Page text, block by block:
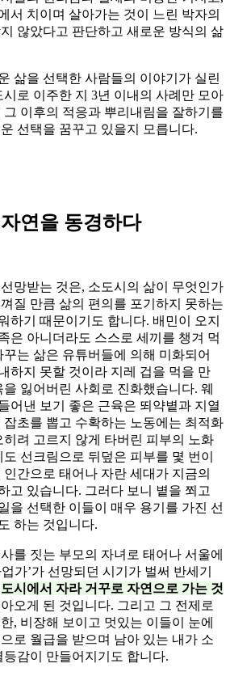
서 치이며 살아가는 것이 느린 박자의
않았다고 판단하고 새로운 방식의 삶
삶을 선택한 사람들의 이야기가 실린
로 이주한 지 3년 이내의 사례만 모아
이후의 적응과 뿌리내림을 잘하기를
선택을 꿈꾸고 있을지 모릅니다.
연을 동경하다
망받는 것은, 소도시의 삶이 무엇인가
질 만큼 삶의 편의를 포기하지 못하는
하기 때문이기도 합니다. 배민이 오지
은 아니더라도 스스로 세끼를 챙겨 먹
는 삶은 유튜버들에 의해 미화되어
하지 못할 것이라 지레 겁을 먹을 만
잃어버린 사회로 진화했습니다. 웨
어낸 보기 좋은 근육은 뙤약볕과 지열
초를 뽑고 수확하는 노동에는 최적화
려 고르지 않게 타버린 피부의 노화
선크림으로 뒤덮은 피부를 몇 번이
간으로 태어나 자란 세대가 지금의
고 있습니다. 그러다 보니 볕을 쬐고
을 선택한 이들이 매우 용기를 가진 선
하는 것입니다.
를 짓는 부모의 자녀로 태어나 서울에
가’가 선망되던 시기가 벌써 반세기
도시에서 자라 거꾸로 자연으로 가는 것
오게 된 것입니다. 그리고 그 전제로
, 비장해 보이고 멋있는 이들이 눈에
로 월급을 받으며 남아 있는 내가 소
감이 만들어지기도 합니다.